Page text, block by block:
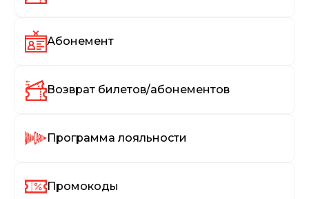
Абонемент
Возврат билетов/абонементов
Программа лояльности
Промокоды